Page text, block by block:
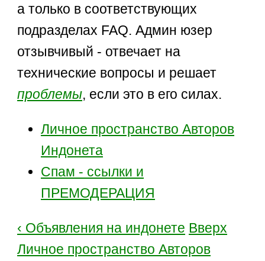
а только в соответствующих
подразделах FAQ. Админ юзер
отзывчивый - отвечает на
технические вопросы и решает
проблемы, если это в его силах.
Личное пространство Авторов
Индонета
Спам - ссылки и
ПРЕМОДЕРАЦИЯ
‹ Объявления на индонете Вверх
Личное пространство Авторов